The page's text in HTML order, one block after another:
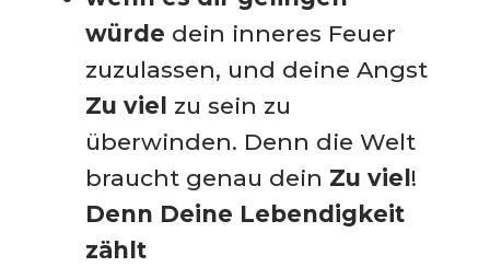
würde dein inneres Feuer
zuzulassen, und deine Angst
Zu viel zu sein zu
überwinden. Denn die Welt
braucht genau dein Zu viel !
Denn Deine Lebendigkeit
zählt